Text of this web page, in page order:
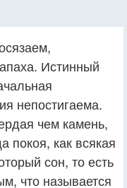
Истинный
непостигаема.
чем камень,
покоя, как всякая
сон, то есть
что называется